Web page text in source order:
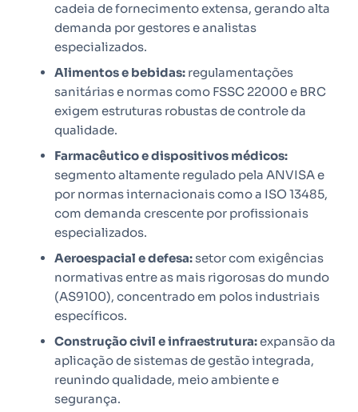
cadeia de fornecimento extensa, gerando alta
demanda por gestores e analistas
especializados.
Alimentos e bebidas: regulamentações
sanitárias e normas como FSSC 22000 e BRC
exigem estruturas robustas de controle da
qualidade.
Farmacêutico e dispositivos médicos:
segmento altamente regulado pela ANVISA e
por normas internacionais como a ISO 13485,
com demanda crescente por profissionais
especializados.
Aeroespacial e defesa:setor com exigências
normativas entre as mais rigorosas do mundo
(AS9100), concentrado em polos industriais
específicos.
Construção civil e infraestrutura:expansão da
aplicação de sistemas de gestão integrada,
reunindo qualidade, meio ambiente e
segurança.